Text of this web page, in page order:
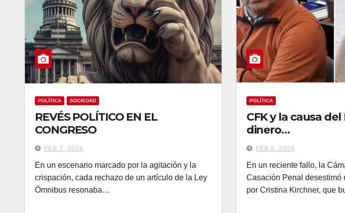
POLÍTICA SOCIEDAD
REVÉS POLÍTICO EN EL
CONGRESO
FEB 7, 2024
En un escenario marcado por la agitación y la
crispación, cada rechazo de un artículo de la Ley
Ómnibus resonaba…
POLÍTICA
CFK y la causa
dinero…
FEB 6, 2024
En un reciente fallo, la
Casación Penal desestimó
por Cristina Kirchner, que